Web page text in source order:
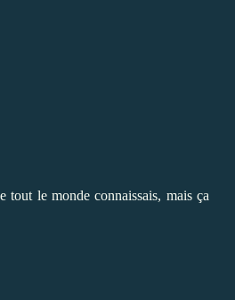
le monde connaissais, mais ça